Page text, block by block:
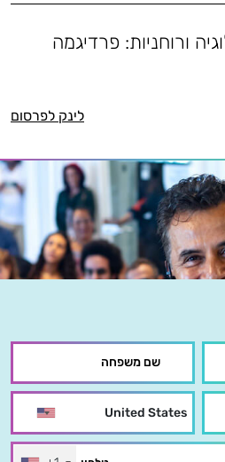
ורוחניות: פרדיגמה
לינק לפרסום